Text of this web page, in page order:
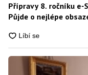
Přípravy 8. ročníku e-
Půjde o nejlépe